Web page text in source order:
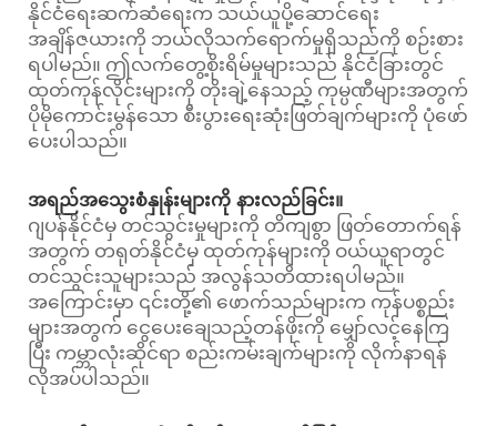
နိုင်ငံရေးဆက်ဆံရေးက သယ်ယူပို့ဆောင်ရေး
အချိန်ဇယားကို ဘယ်လိုသက်ရောက်မှုရှိသည်ကို စဉ်းစား
ရပါမည်။ ဤလက်တွေ့စိုးရိမ်မှုများသည် နိုင်ငံခြားတွင်
ထုတ်ကုန်လိုင်းများကို တိုးချဲ့နေသည့် ကုမ္ပဏီများအတွက်
ပိုမိုကောင်းမွန်သော စီးပွားရေးဆုံးဖြတ်ချက်များကို ပုံဖော်
ပေးပါသည်။
အရည်အသွေးစံနှုန်းများကို နားလည်ခြင်း။
ဂျပန်နိုင်ငံမှ တင်သွင်းမှုများကို တိကျစွာ ဖြတ်တောက်ရန်
အတွက် တရုတ်နိုင်ငံမှ ထုတ်ကုန်များကို ဝယ်ယူရာတွင်
တင်သွင်းသူများသည် အလွန်သတိထားရပါမည်။
အကြောင်းမှာ ၎င်းတို့၏ ဖောက်သည်များက ကုန်ပစ္စည်း
များအတွက် ငွေပေးချေသည့်တန်ဖိုးကို မျှော်လင့်နေကြ
ပြီး ကမ္ဘာလုံးဆိုင်ရာ စည်းကမ်းချက်များကို လိုက်နာရန်
လိုအပ်ပါသည်။